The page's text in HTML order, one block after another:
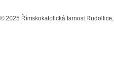
© 2025 Římskokatolická farnost Rudoltice,